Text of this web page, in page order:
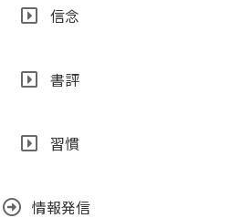
信念
書評
習慣
情報発信